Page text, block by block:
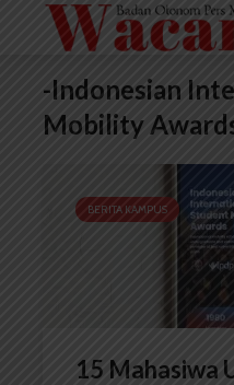
-Indonesian
Mobility
BERITA KAMPUS
15 Mahasiwa